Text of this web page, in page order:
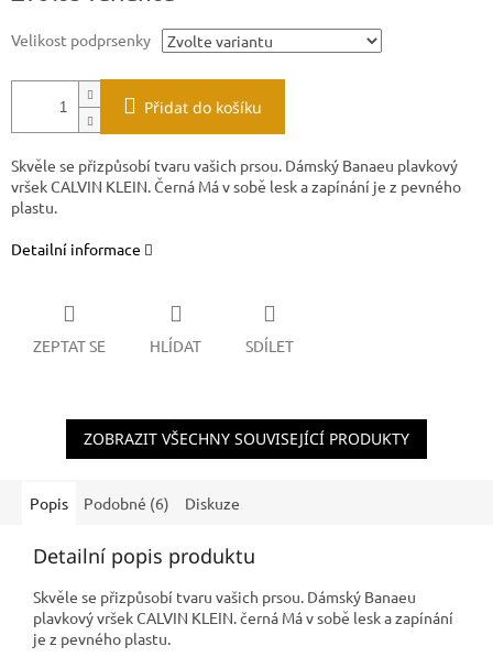
Velikost podprsenky
Přidat do košíku
Skvěle se přizpůsobí tvaru vašich prsou. Dámský Banaeu plavkový
vršek CALVIN KLEIN. Černá Má v sobě lesk a zapínání je z pevného
plastu.
Detailní informace
ZEPTAT SE HLÍDAT SDÍLET
ZOBRAZIT VŠECHNY SOUVISEJÍCÍ PRODUKTY
Popis Podobné (6) Diskuze
Detailní popis produktu
Skvěle se přizpůsobí tvaru vašich prsou. Dámský Banaeu
plavkový vršek CALVIN KLEIN. černá Má v sobě lesk a zapínání
je z pevného plastu.